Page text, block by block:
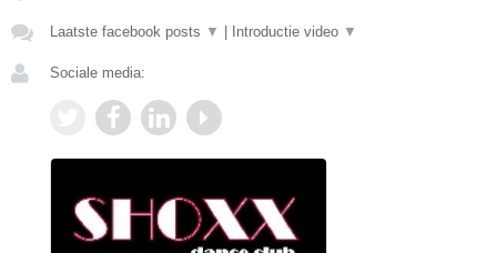
Laatste facebook posts ▼ | Introductie video ▼
Sociale media: